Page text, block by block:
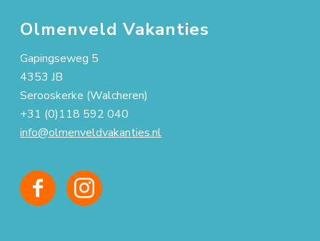
Olmenveld Vakanties
Gapingseweg 5
4353 JB
Serooskerke (Walcheren)
+31 (0)118 592 040
info@olmenveldvakanties.nl